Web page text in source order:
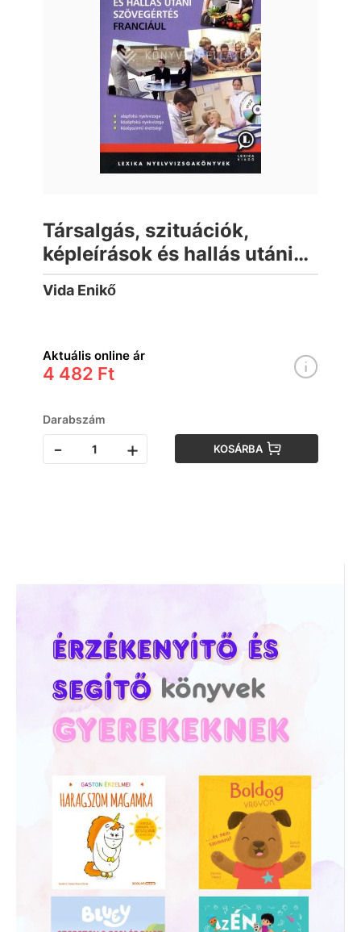
Társalgás, szituációk,
képleírások és hallás utáni
szövegértés franciául - CD
melléklettel
Vida Enikő
Aktuális online ár
4 482 Ft
Darabszám
- + KOSÁRBA